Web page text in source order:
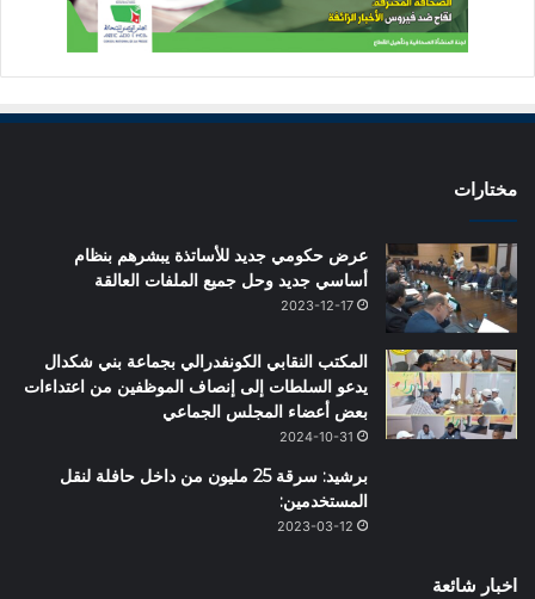
مختارات
عرض حكومي جديد للأساتذة يبشرهم بنظام
أساسي جديد وحل جميع الملفات العالقة
2023-12-17
المكتب النقابي الكونفدرالي بجماعة بني شكدال
يدعو السلطات إلى إنصاف الموظفين من اعتداءات
بعض أعضاء المجلس الجماعي
2024-10-31
برشيد: سرقة 25 مليون من داخل حافلة لنقل
المستخدمين:
2023-03-12
اخبار شائعة